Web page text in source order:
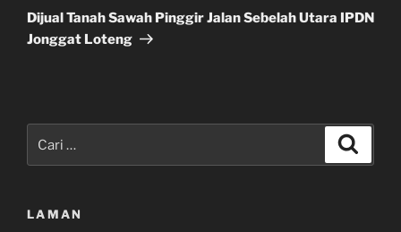
Selanjutnya
Dijual Tanah Sawah Pinggir Jalan Sebelah Utara IPDN
Jonggat Loteng
untuk:
LAMAN